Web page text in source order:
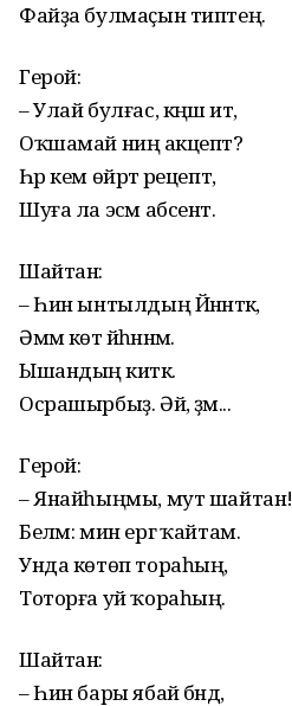
Файҙа булмаҫын типтең.
Герой:
– Улай булғас, кәңәш ит,
Оҡшамай ниңә акцепт?
Һәр кем өйрәтә рецепт,
Шуға ла эсәм абсент.
Шайтан:
– Һин ынтылдың Йәннәткә,
Әммә көтә йәһәннәм.
Ышандың әкиәткә.
Осрашырбыҙ. Әй, әҙәм...
Герой:
– Янайһыңмы, мут шайтан!
Беләм: мин ергә ҡайтам.
Унда көтөп тораһың,
Тоторға уй ҡораһың.
Шайтан:
– Һин бары ябай бәндә,